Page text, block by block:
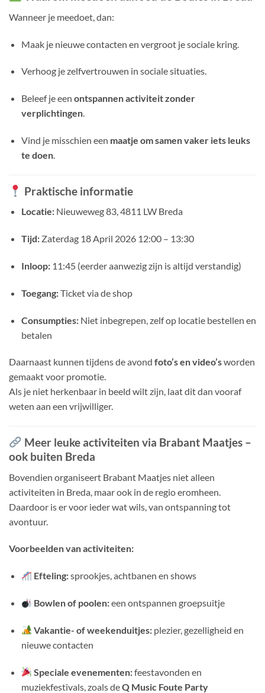
Wanneer je meedoet, dan:
Maak je nieuwe contacten en vergroot je sociale kring.
Verhoog je zelfvertrouwen in sociale situaties.
Beleef je een ontspannen activiteit zonder
verplichtingen.
Vind je misschien een maatje om samen vaker iets leuks
te doen.
Praktische informatie
Locatie: Nieuweweg 83, 4811 LW Breda
Tijd:Zaterdag 18 April 2026 12:00 – 13:30
Inloop:11:45 (eerder aanwezig zijn is altijd verstandig)
Toegang:Ticket via de shop
Consumpties: Niet inbegrepen, zelf op locatie bestellen en
betalen
Daarnaast kunnen tijdens de avond foto’s en video’sworden
gemaakt voor promotie.
Als je niet herkenbaar in beeld wilt zijn, laat dit dan vooraf
weten aan een vrijwilliger.
Meer leuke activiteiten via Brabant Maatjes –
ook buiten Breda
Bovendien organiseert Brabant Maatjes niet alleen
activiteiten in Breda, maar ook in de regio eromheen.
Daardoor is er voor ieder wat wils, van ontspanning tot
avontuur.
Voorbeelden van activiteiten:
Efteling:sprookjes, achtbanen en shows
Bowlen of poolen:een ontspannen groepsuitje
Vakantie- of weekenduitjes: plezier, gezelligheid en
nieuwe contacten
Speciale evenementen:feestavonden en
muziekfestivals, zoals deQ Music Foute Party